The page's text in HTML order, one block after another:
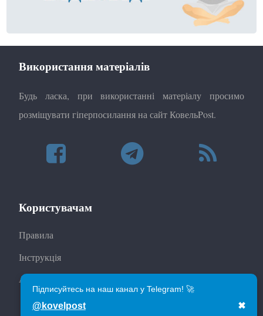
Використання матеріалів
Будь ласка, при використанні матеріалу просимо
розміщувати гіперпосилання на сайт КовельPost.
Користувачам
Правила
Інструкція
Автори
Підписуйтесь на наш канал у Telegram! 🚀
@kovelpost ✖